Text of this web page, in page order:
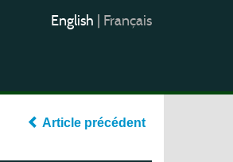
English Français
Article précédent